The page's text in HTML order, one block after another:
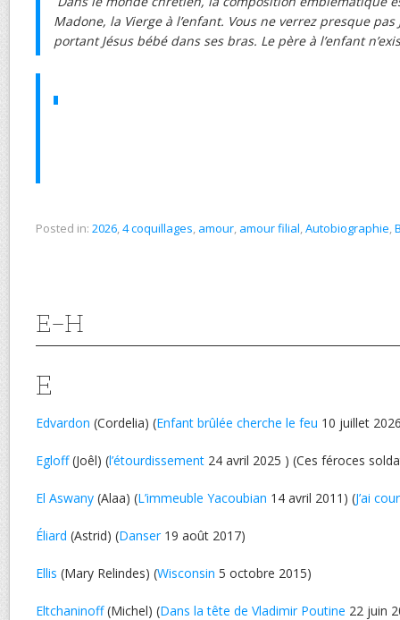
Madone, la Vierge à l’enfant. Vous ne verrez presque
portant Jésus bébé dans ses bras. Le père à l’enfant
Posted in: 2026,4 coquillages, amour, amour filial,Autobiographie,
E-H
E
Edvardon (Cordelia) (Enfant brûlée cherche le feu 10 juillet
Egloff(Joêl) (l’étourdissement 24 avril 2025 ) (Ces féroces
El Aswany (Alaa) (L’immeuble Yacoubian 14 avril 2011) (J’ai
Éliard (Astrid) (Danser19 août 2017)
Ellis (Mary Relindes) (Wisconsin 5 octobre 2015)
Eltchaninoff(Michel) (Dans la tête de Vladimir Poutine 22 juin